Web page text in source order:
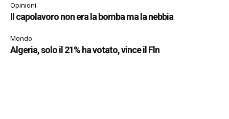
Opinioni
Il capolavoro non era la bomba ma la nebbia
Mondo
Algeria, solo il 21% ha votato, vince il Fln